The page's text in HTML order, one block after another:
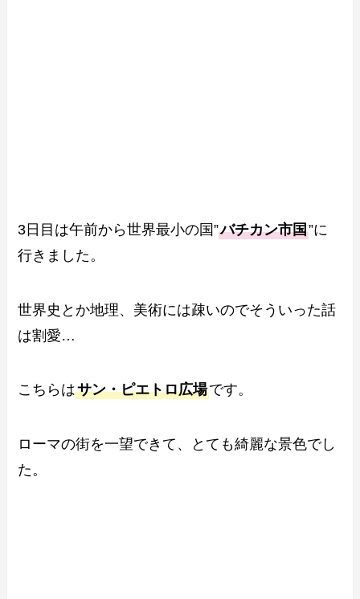
3日目は午前から世界最小の国”バチカン市国”に
行きました。
世界史とか地理、美術には疎いのでそういった話
は割愛…
こちらはサン・ピエトロ広場です。
ローマの街を一望できて、とても綺麗な景色でし
た。